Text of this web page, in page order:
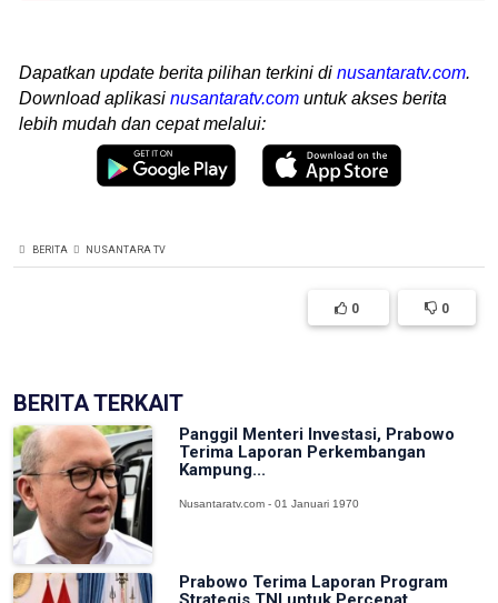
Dapatkan update berita pilihan terkini di nusantaratv.com.
Download aplikasi nusantaratv.com untuk akses berita
lebih mudah dan cepat melalui:
BERITA NUSANTARA TV
0 0
BERITA TERKAIT
Panggil Menteri Investasi, Prabowo
Terima Laporan Perkembangan
Kampung...
Nusantaratv.com - 01 Januari 1970
Prabowo Terima Laporan Program